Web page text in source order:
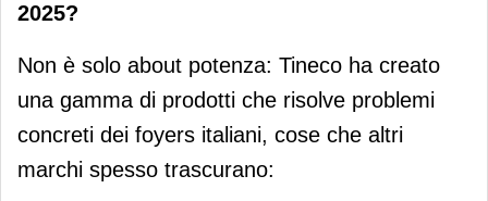
2025?
Non è solo about potenza: Tineco ha creato
una gamma di prodotti che risolve problemi
concreti dei foyers italiani, cose che altri
marchi spesso trascurano: